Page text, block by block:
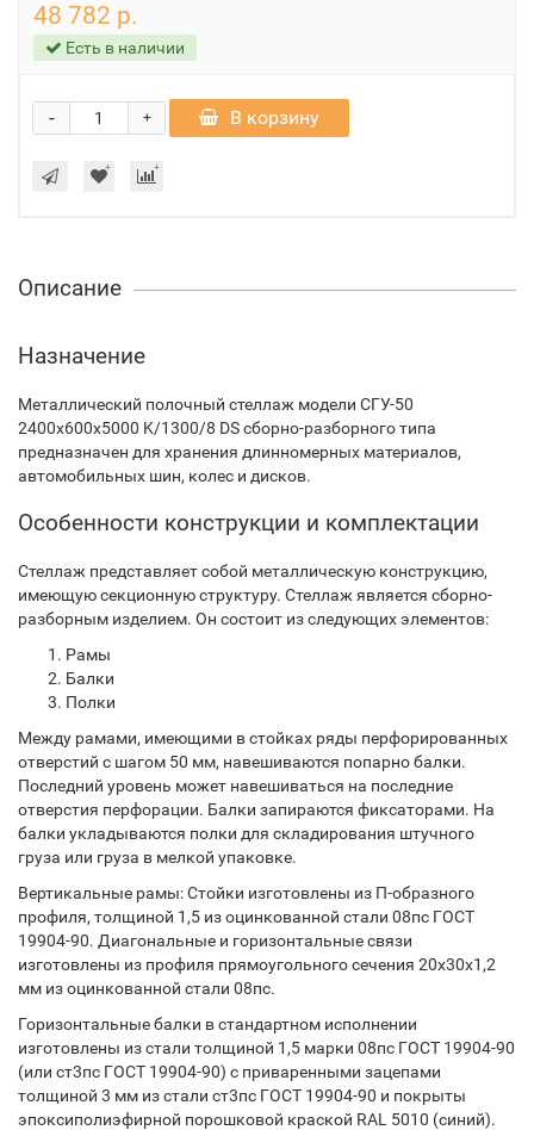
48 782 р.
Есть в наличии
+
- В корзину
Описание
Назначение
Металлический полочный стеллаж модели СГУ-50
2400х600х5000 K/1300/8 DS сборно-разборного типа
предназначен для хранения длинномерных материалов,
автомобильных шин, колес и дисков.
Особенности конструкции и комплектации
Стеллаж представляет собой металлическую конструкцию,
имеющую секционную структуру. Стеллаж является сборно-
разборным изделием. Он состоит из следующих элементов:
Рамы
Балки
Полки
Между рамами, имеющими в стойках ряды перфорированных
отверстий с шагом 50 мм, навешиваются попарно балки.
Последний уровень может навешиваться на последние
отверстия перфорации. Балки запираются фиксаторами. На
балки укладываются полки для складирования штучного
груза или груза в мелкой упаковке.
Вертикальные рамы: Стойки изготовлены из П-образного
профиля, толщиной 1,5 из оцинкованной стали 08пс ГОСТ
19904-90. Диагональные и горизонтальные связи
изготовлены из профиля прямоугольного сечения 20х30х1,2
мм из оцинкованной стали 08пс.
Горизонтальные балки в стандартном исполнении
изготовлены из стали толщиной 1,5 марки 08пс ГОСТ 19904-90
(или ст3пс ГОСТ 19904-90) с приваренными зацепами
толщиной 3 мм из стали ст3пс ГОСТ 19904-90 и покрыты
эпоксиполиэфирной порошковой краской RAL 5010 (синий).